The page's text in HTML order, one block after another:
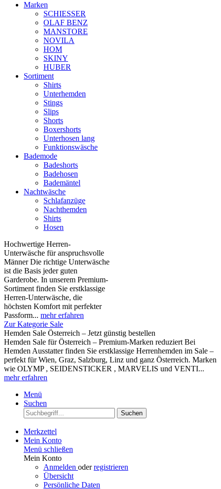
Marken
SCHIESSER
OLAF BENZ
MANSTORE
NOVILA
HOM
SKINY
HUBER
Sortiment
Shirts
Unterhemden
Stings
Slips
Shorts
Boxershorts
Unterhosen lang
Funktionswäsche
Bademode
Badeshorts
Badehosen
Bademäntel
Nachtwäsche
Schlafanzüge
Nachthemden
Shirts
Hosen
Hochwertige Herren-
Unterwäsche für anspruchsvolle
Männer Die richtige Unterwäsche
ist die Basis jeder guten
Garderobe. In unserem Premium-
Sortiment finden Sie erstklassige
Herren-Unterwäsche, die
höchsten Komfort mit perfekter
Passform... mehr erfahren
Zur Kategorie Sale
Hemden Sale Österreich – Jetzt günstig bestellen
Hemden Sale für Österreich – Premium-Marken reduziert Bei
Hemden Ausstatter finden Sie erstklassige Herrenhemden im Sale –
perfekt für Wien, Graz, Salzburg, Linz und ganz Österreich. Marken
wie OLYMP , SEIDENSTICKER , MARVELIS und VENTI...
mehr erfahren
Menü
Suchen
Suchen
Merkzettel
Mein Konto
Menü schließen
Mein Konto
Anmelden oderregistrieren
Übersicht
Persönliche Daten